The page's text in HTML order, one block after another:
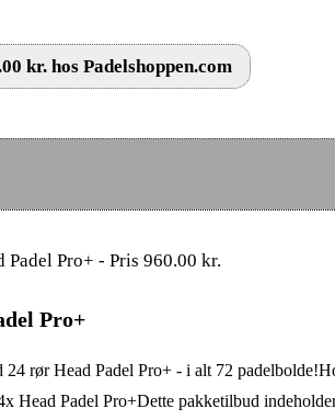
kr. hos Padelshoppen.com
Pro+
24 rør Head Padel Pro+ - i alt 72
Head Padel Pro+Dette pakketilbud